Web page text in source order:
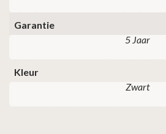
Garantie
5 Jaar
Kleur
Zwart